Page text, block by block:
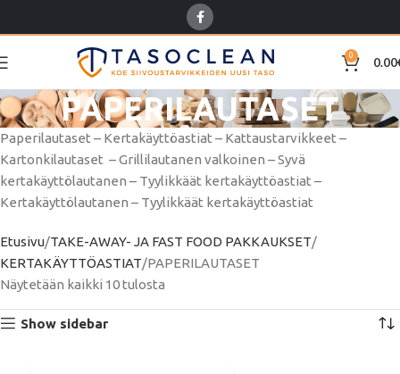
0 0.00
PAPERILAUTASET
Paperilautaset – Kertakäyttöastiat – Kattaustarvikkeet –
Kartonkilautaset – Grillilautanen valkoinen – Syvä
kertakäyttölautanen – Tyylikkäät kertakäyttöastiat –
Kertakäyttölautanen – Tyylikkäät kertakäyttöastiat
Etusivu TAKE-AWAY- JA FAST FOOD PAKKAUKSET
KERTAKÄYTTÖASTIAT PAPERILAUTASET
Näytetään kaikki 10 tulosta
Show sidebar